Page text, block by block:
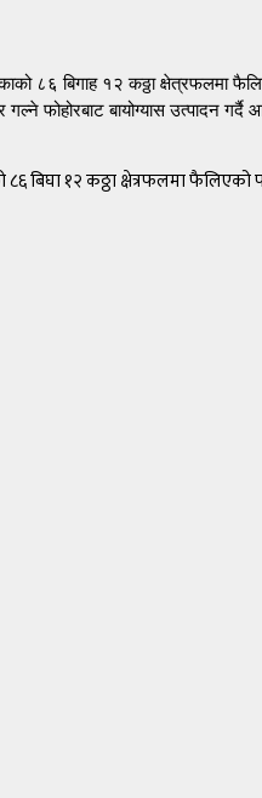
८६ बिगाह १२ कठ्ठा क्षेत्रफलमा
फोहोरबाट बायोग्यास उत्पादन
बिघा १२ कठ्ठा क्षेत्रफलमा